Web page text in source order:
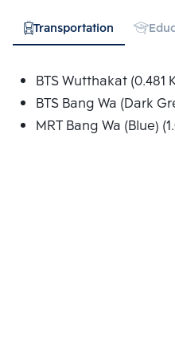
Transportation
BTS Wutthakat (0.481
BTS Bang Wa (Dark
MRT Bang Wa (Blue)